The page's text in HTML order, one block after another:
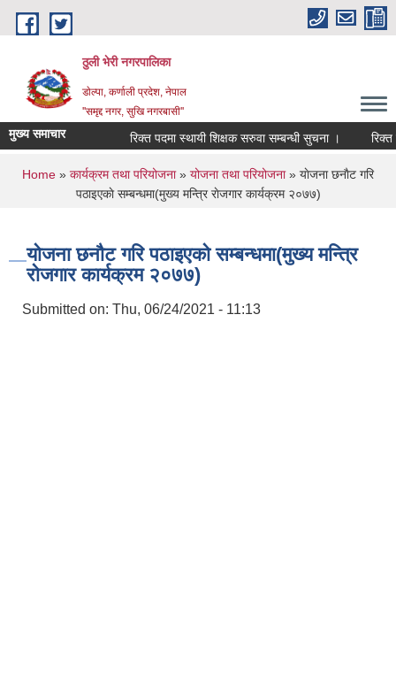
Skip to main content
ठुली भेरी नगरपालिका
डाेल्पा, कर्णाली प्रदेश, नेपाल
''समृद्द नगर, सुखि नगरबासी''
मुख्य समाचार रिक्त पदमा स्थायी शिक्षक सरुवा सम्बन्धी सुचना । रिक्त
You are here
Home » कार्यक्रम तथा परियोजना» योजना तथा परियोजना» याेजना छनाैट गरि
पठाइएकाे सम्बन्धमा(मुख्य मन्त्रि राेजगार कार्यक्रम २०७७)
याेजना छनाैट गरि पठाइएकाे सम्बन्धमा(मुख्य मन्त्रि
राेजगार कार्यक्रम २०७७)
Submitted on: Thu, 06/24/2021 - 11:13